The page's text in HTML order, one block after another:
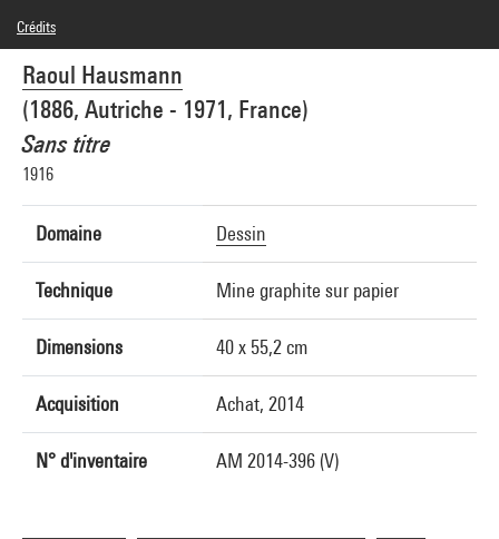
Raoul Hausmann
(1886, Autriche - 1971, France)
Sans titre
1916
Domaine Dessin
Technique Mine graphite sur papier
Dimensions 40 x 55,2 cm
Acquisition Achat, 2014
N° d'inventaire AM 2014-396 (V)
Crédits
© Adagp, Paris
Crédit photographique : Georges Meguerditchian - Centre Pompidou, MNAM-CCI
Réf. image : 4N71150